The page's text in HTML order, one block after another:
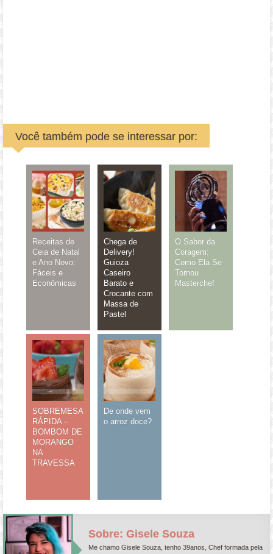
Você também pode se interessar por:
Receitas de
Ceia de Natal
e Ano Novo:
Fáceis e
Econômicas
Chega de
Delivery!
Guioza
Caseiro
Barato e
Crocante com
Massa de
Pastel
O Sabor da
Coragem:
Como Ela Se
Tornou
Masterchef
SOBREMESA
RÁPIDA –
BOMBOM DE
MORANGO
NA
TRAVESSA
De onde vem
o arroz doce?
Sobre: Gisele Souza
Me chamo Gisele Souza, tenho 39anos, Chef formada pela